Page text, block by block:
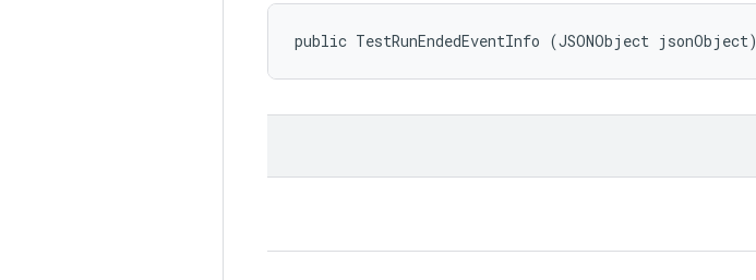
public TestRunEndedEventInfo (JSONObject jsonObject)